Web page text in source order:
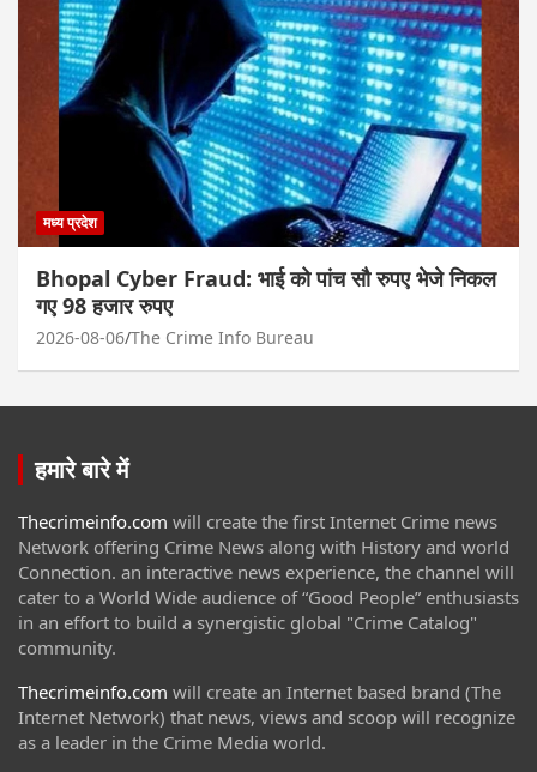
मध्य प्रदेश
Bhopal Cyber Fraud: भाई को पांच सौ रुपए भेजे निकल
गए 98 हजार रुपए
2026-08-06 The Crime Info Bureau
हमारे बारे में
Thecrimeinfo.com will create the first Internet Crime news
Network offering Crime News along with History and world
Connection. an interactive news experience, the channel will
cater to a World Wide audience of “Good People” enthusiasts
in an effort to build a synergistic global "Crime Catalog"
community.
Thecrimeinfo.com will create an Internet based brand (The
Internet Network) that news, views and scoop will recognize
as a leader in the Crime Media world.